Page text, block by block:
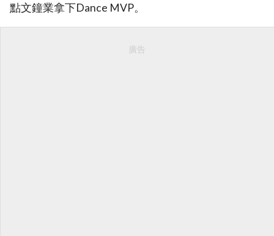
點文鐘業拿下Dance MVP。
廣告